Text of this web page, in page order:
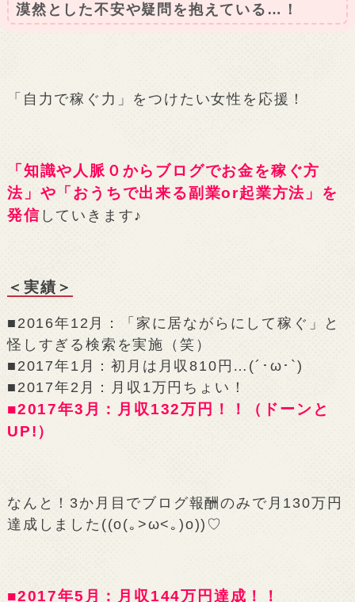
漠然とした不安や疑問を抱えている…！
「自力で稼ぐ力」をつけたい女性を応援！
「知識や人脈０からブログでお金を稼ぐ方
法」や「おうちで出来る副業or起業方法」を
発信 していきます♪
＜実績＞
■2016年12月：「家に居ながらにして稼ぐ」と
怪しすぎる検索を実施（笑）
■2017年1月：初月は月収810円…(´･ω･`)
■2017年2月：月収1万円ちょい！
■2017年3月：月収132万円！！（ドーンと
UP!）
なんと！3か月目でブログ報酬のみで月130万円
達成しました((o(｡>ω<｡)o))♡
■2017年5月：月収144万円達成！！